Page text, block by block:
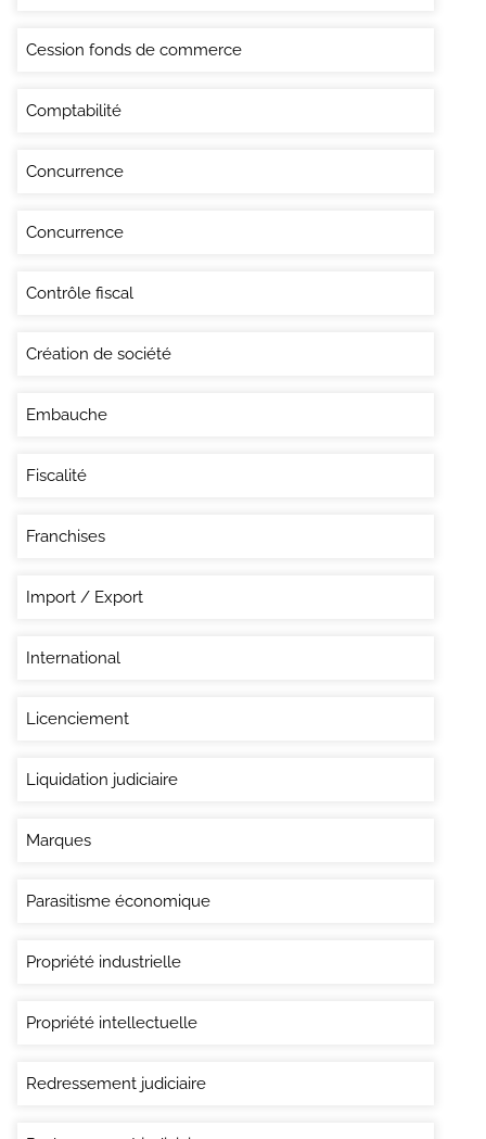
Cession fonds de commerce
Comptabilité
Concurrence
Concurrence
Contrôle fiscal
Création de société
Embauche
Fiscalité
Franchises
Import / Export
International
Licenciement
Liquidation judiciaire
Marques
Parasitisme économique
Propriété industrielle
Propriété intellectuelle
Redressement judiciaire